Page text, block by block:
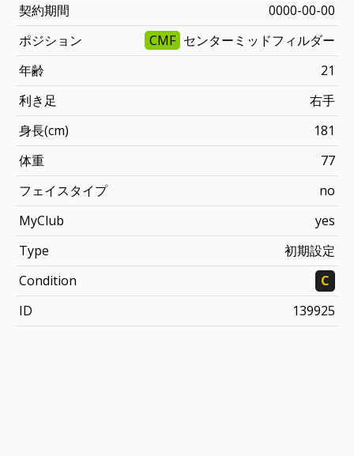
契約期間
0000-00-00
ポジション
CMF センターミッドフィルダー
年齢
21
利き足
右手
身長(cm)
181
体重
77
フェイスタイプ
no
MyClub
yes
Type
初期設定
Condition
C
ID
139925